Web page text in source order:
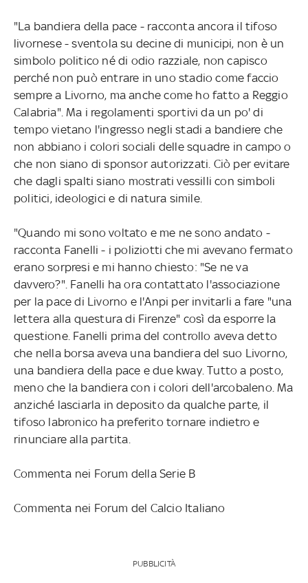
"La bandiera della pace - racconta ancora il tifoso
livornese - sventola su decine di municipi, non è un
simbolo politico né di odio razziale, non capisco
perché non può entrare in uno stadio come faccio
sempre a Livorno, ma anche come ho fatto a Reggio
Calabria". Ma i regolamenti sportivi da un po' di
tempo vietano l'ingresso negli stadi a bandiere che
non abbiano i colori sociali delle squadre in campo o
che non siano di sponsor autorizzati. Ciò per evitare
che dagli spalti siano mostrati vessilli con simboli
politici, ideologici e di natura simile.
"Quando mi sono voltato e me ne sono andato -
racconta Fanelli - i poliziotti che mi avevano fermato
erano sorpresi e mi hanno chiesto: "Se ne va
davvero?". Fanelli ha ora contattato l'associazione
per la pace di Livorno e l'Anpi per invitarli a fare "una
lettera alla questura di Firenze" così da esporre la
questione. Fanelli prima del controllo aveva detto
che nella borsa aveva una bandiera del suo Livorno,
una bandiera della pace e due kway. Tutto a posto,
meno che la bandiera con i colori dell'arcobaleno. Ma
anziché lasciarla in deposito da qualche parte, il
tifoso labronico ha preferito tornare indietro e
rinunciare alla partita.
Commenta nei Forum della Serie B
Commenta nei Forum del Calcio Italiano
PUBBLICITÀ